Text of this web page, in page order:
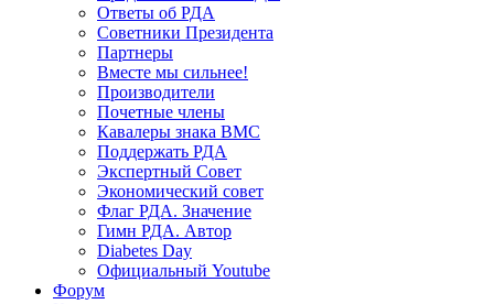
Ответы об РДА
Советники Президента
Партнеры
Вместе мы сильнее!
Производители
Почетные члены
Кавалеры знака ВМС
Поддержать РДА
Экспертный Совет
Экономический совет
Флаг РДА. Значение
Гимн РДА. Автор
Diabetes Day
Официальный Youtube
Форум